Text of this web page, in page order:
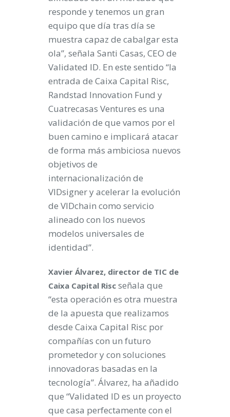
responde y tenemos un gran
equipo que día tras día se
muestra capaz de cabalgar esta
ola”, señala Santi Casas, CEO de
Validated ID. En este sentido “la
entrada de Caixa Capital Risc,
Randstad Innovation Fund y
Cuatrecasas Ventures es una
validación de que vamos por el
buen camino e implicará atacar
de forma más ambiciosa nuevos
objetivos de
internacionalización de
VIDsigner y acelerar la evolución
de VIDchain como servicio
alineado con los nuevos
modelos universales de
identidad”.
Xavier Álvarez, director de TIC de
Caixa Capital Risc señala que
“esta operación es otra muestra
de la apuesta que realizamos
desde Caixa Capital Risc por
compañías con un futuro
prometedor y con soluciones
innovadoras basadas en la
tecnología”. Álvarez, ha añadido
que “Validated ID es un proyecto
que casa perfectamente con el